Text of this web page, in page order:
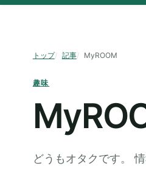
トップ 記事 MyROOM
趣味
どうもオタクです。